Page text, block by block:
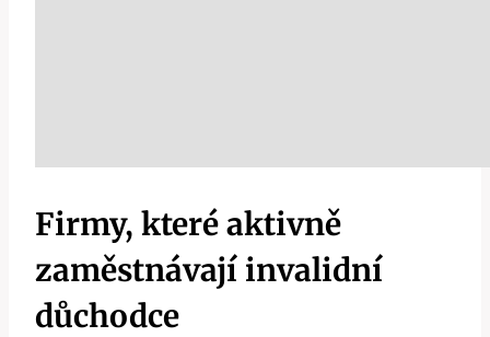
Firmy, které aktivně
zaměstnávají invalidní
důchodce